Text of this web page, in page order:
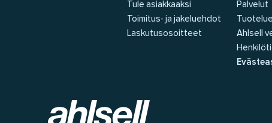
Tule asiakkaaksi
Toimitus- ja jakeluehdot
Laskutusosoitteet
Palvelut
Ahlsell